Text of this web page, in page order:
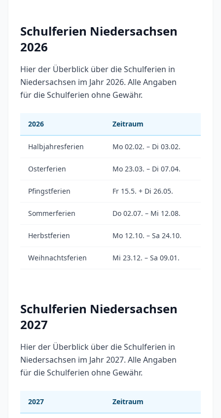
Schulferien Niedersachsen
2026
Hier der Überblick über die Schulferien in
Niedersachsen im Jahr 2026. Alle Angaben
für die Schulferien ohne Gewähr.
2026 Zeitraum
Halbjahresferien Mo 02.02. – Di 03.02.
Osterferien Mo 23.03. – Di 07.04.
Pfingstferien Fr 15.5. + Di 26.05.
Sommerferien Do 02.07. – Mi 12.08.
Herbstferien Mo 12.10. – Sa 24.10.
Weihnachtsferien Mi 23.12. – Sa 09.01.
Schulferien Niedersachsen
2027
Hier der Überblick über die Schulferien in
Niedersachsen im Jahr 2027. Alle Angaben
für die Schulferien ohne Gewähr.
2027 Zeitraum